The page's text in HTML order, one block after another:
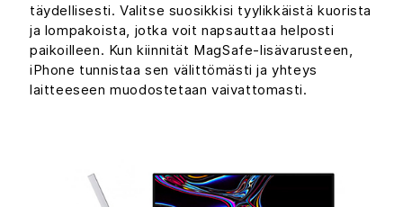
täydellisesti. Valitse suosikkisi tyylikkäistä kuorista
ja lompakoista, jotka voit napsauttaa helposti
paikoilleen. Kun kiinnität MagSafe-lisävarusteen,
iPhone tunnistaa sen välittömästi ja yhteys
laitteeseen muodostetaan vaivattomasti.